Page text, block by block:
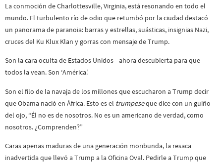
La conmoción de Charlottesville, Virginia, está resonando en todo el
mundo. El turbulento río de odio que retumbó por la ciudad destacó
un panorama de paranoia: barras y estrellas, suásticas, insignias Nazi,
cruces del Ku Klux Klan y gorras con mensaje de Trump.
Son la cara oculta de Estados Unidos—ahora descubierta para que
todos la vean. Son ‘América.’
Son el filo de la navaja de los millones que escucharon a Trump decir
que Obama nació en África. Esto es el trumpeseque dice con un guiño
del ojo, “Él no es de nosotros. No es un americano de verdad, como
nosotros. ¿Comprenden?”
Caras apenas maduras de una generación moribunda, la resaca
inadvertida que llevó a Trump a la Oficina Oval. Pedirle a Trump que